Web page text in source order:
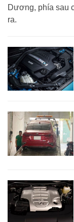
Dương, phía sau
ra.